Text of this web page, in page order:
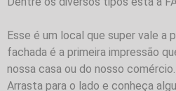
Esse é um local que super vale a
fachada é a primeira impressão
nossa casa ou do nosso comércio.
Arrasta para o lado e conheça